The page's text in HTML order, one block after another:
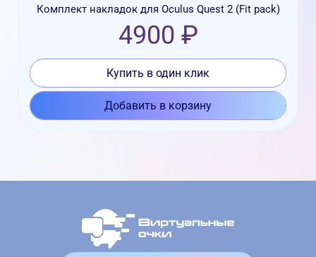
Комплект накладок для Oculus Quest 2 (Fit pack)
4900 ₽
Купить в один клик
Добавить в корзину